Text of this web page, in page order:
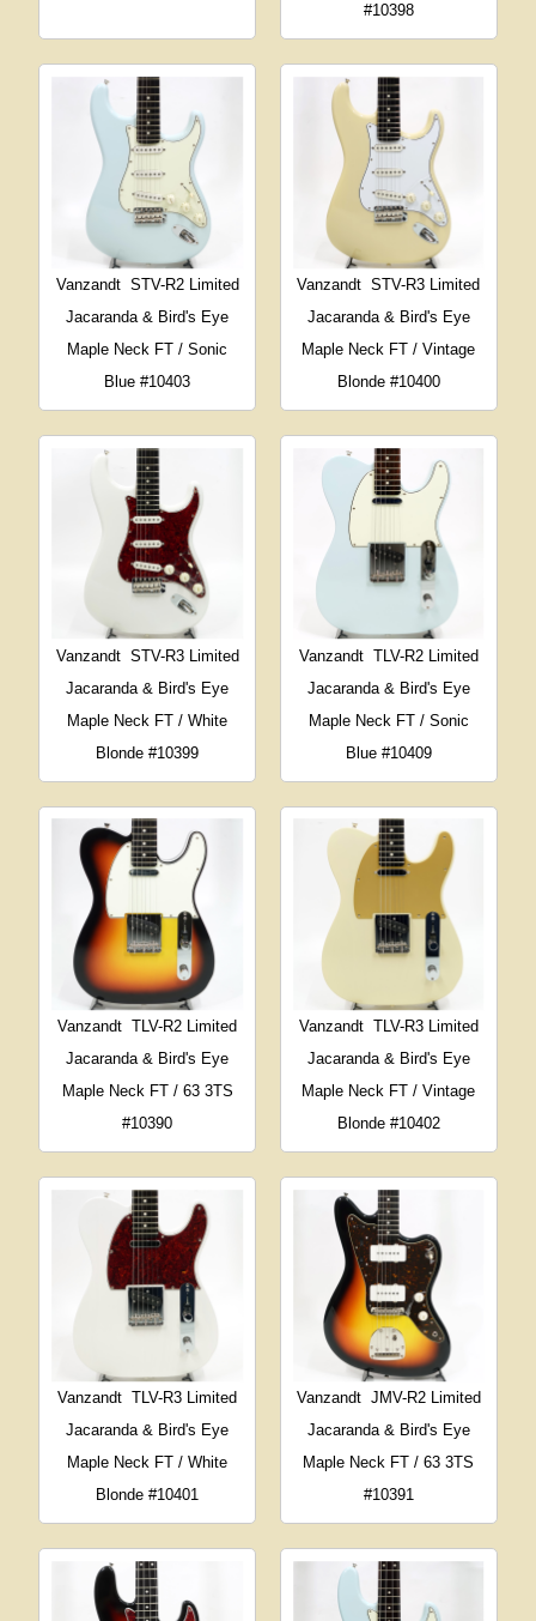
#10398
Vanzandt STV-R2 Limited
Jacaranda & Bird's Eye
Maple Neck FT / Sonic
Blue #10403
Vanzandt STV-R3 Limited
Jacaranda & Bird's Eye
Maple Neck FT / Vintage
Blonde #10400
Vanzandt STV-R3 Limited
Jacaranda & Bird's Eye
Maple Neck FT / White
Blonde #10399
Vanzandt TLV-R2 Limited
Jacaranda & Bird's Eye
Maple Neck FT / Sonic
Blue #10409
Vanzandt TLV-R2 Limited
Jacaranda & Bird's Eye
Maple Neck FT / 63 3TS
#10390
Vanzandt TLV-R3 Limited
Jacaranda & Bird's Eye
Maple Neck FT / Vintage
Blonde #10402
Vanzandt TLV-R3 Limited
Jacaranda & Bird's Eye
Maple Neck FT / White
Blonde #10401
Vanzandt JMV-R2 Limited
Jacaranda & Bird's Eye
Maple Neck FT / 63 3TS
#10391